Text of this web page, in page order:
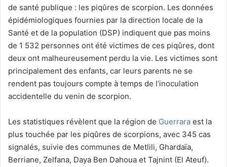
de santé publique : les piqûres de scorpion. Les données
épidémiologiques fournies par la direction locale de la
Santé et de la population (DSP) indiquent que pas moins
de 1 532 personnes ont été victimes de ces piqûres, dont
deux ont malheureusement perdu la vie. Les victimes sont
principalement des enfants, car leurs parents ne se
rendent pas toujours compte à temps de l’inoculation
accidentelle du venin de scorpion.
Les statistiques révèlent que la région de Guerrara est la
plus touchée par les piqûres de scorpions, avec 345 cas
signalés, suivie des communes de Metlili, Ghardaïa,
Berriane, Zelfana, Daya Ben Dahoua et Tajnint (El Ateuf).